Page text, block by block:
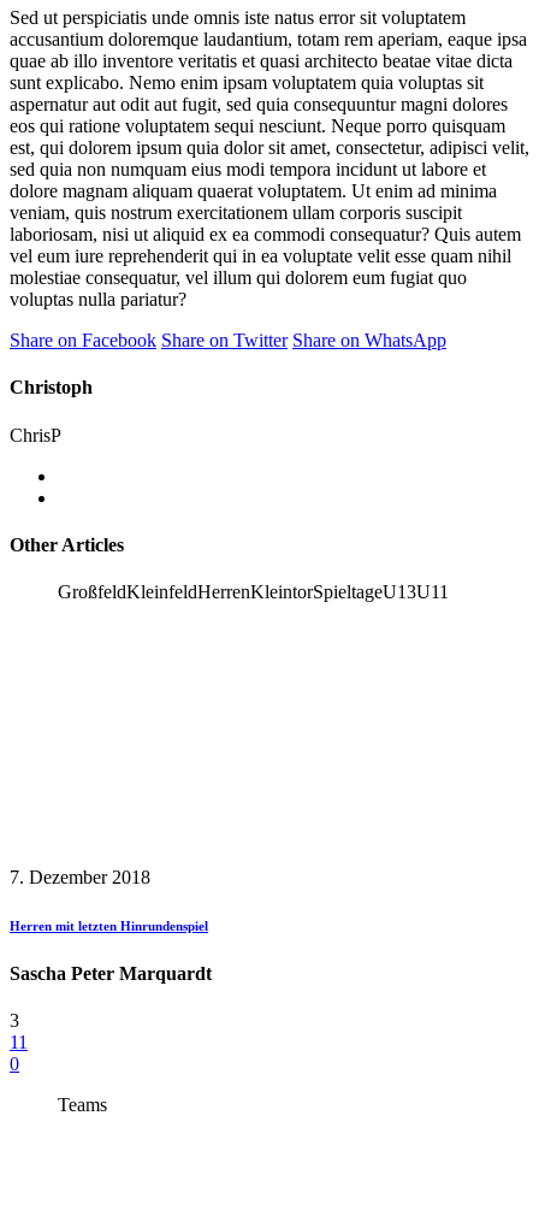
Sed ut perspiciatis unde omnis iste natus error sit voluptatem
accusantium doloremque laudantium, totam rem aperiam, eaque ipsa
quae ab illo inventore veritatis et quasi architecto beatae vitae dicta
sunt explicabo. Nemo enim ipsam voluptatem quia voluptas sit
aspernatur aut odit aut fugit, sed quia consequuntur magni dolores
eos qui ratione voluptatem sequi nesciunt. Neque porro quisquam
est, qui dolorem ipsum quia dolor sit amet, consectetur, adipisci velit,
sed quia non numquam eius modi tempora incidunt ut labore et
dolore magnam aliquam quaerat voluptatem. Ut enim ad minima
veniam, quis nostrum exercitationem ullam corporis suscipit
laboriosam, nisi ut aliquid ex ea commodi consequatur? Quis autem
vel eum iure reprehenderit qui in ea voluptate velit esse quam nihil
molestiae consequatur, vel illum qui dolorem eum fugiat quo
voluptas nulla pariatur?
Share on Facebook Share on Twitter Share on WhatsApp
Christoph
ChrisP
Other Articles
GroßfeldKleinfeldHerrenKleintorSpieltageU13U11
7. Dezember 2018
Herren mit letzten Hinrundenspiel
Sascha Peter Marquardt
3
11
0
Teams